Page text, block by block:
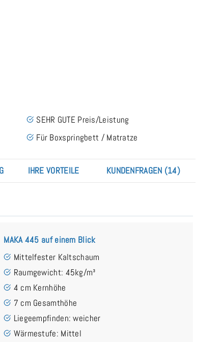
SEHR GUTE Preis/Leistung
Für Boxspringbett / Matratze
IHRE VORTEILE KUNDENFRAGEN (14)
MAKA 445 auf einem Blick
Mittelfester Kaltschaum
Raumgewicht: 45kg/m³
4 cm Kernhöhe
7 cm Gesamthöhe
Liegeempfinden: weicher
Wärmestufe: Mittel